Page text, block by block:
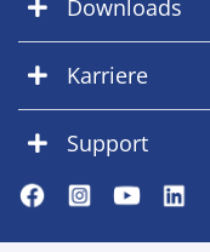
Downloads
Karriere
Support